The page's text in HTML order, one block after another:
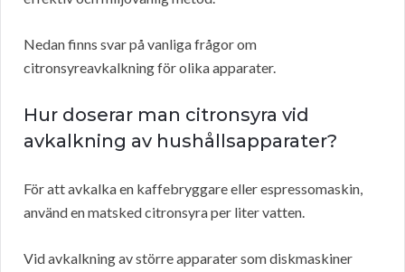
Nedan finns svar på vanliga frågor om
citronsyreavkalkning för olika apparater.
Hur doserar man citronsyra vid
avkalkning av hushållsapparater?
För att avkalka en kaffebryggare eller espressomaskin,
använd en matsked citronsyra per liter vatten.
Vid avkalkning av större apparater som diskmaskiner